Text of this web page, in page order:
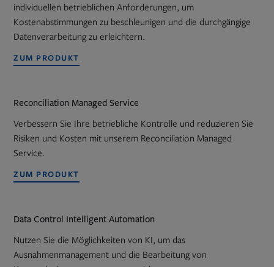
individuellen betrieblichen Anforderungen, um
Kostenabstimmungen zu beschleunigen und die durchgängige
Datenverarbeitung zu erleichtern.
ZUM PRODUKT
Reconciliation Managed Service
Verbessern Sie Ihre betriebliche Kontrolle und reduzieren Sie
Risiken und Kosten mit unserem Reconciliation Managed
Service.
ZUM PRODUKT
Data Control Intelligent Automation
Nutzen Sie die Möglichkeiten von KI, um das
Ausnahmenmanagement und die Bearbeitung von